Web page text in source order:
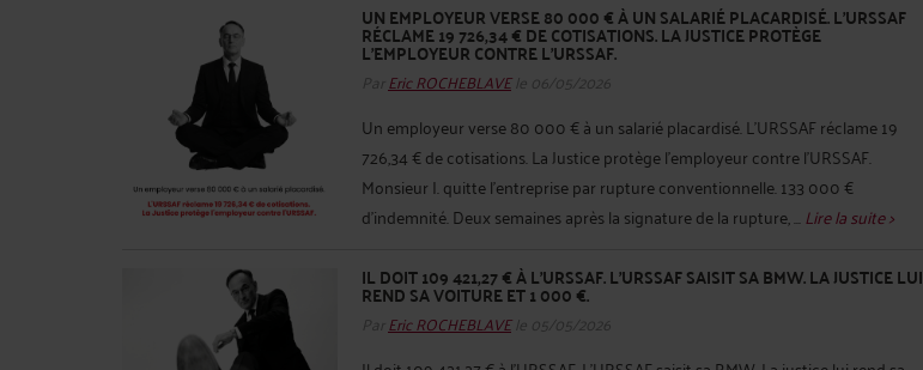
UN EMPLOYEUR VERSE 80 000 € À UN SALARIÉ PLACARDISÉ. L'URSSAF
RÉCLAME 19 726,34 € DE COTISATIONS. LA JUSTICE PROTÈGE
L'EMPLOYEUR CONTRE L'URSSAF.
Par Eric ROCHEBLAVEle 06/05/2026
Un employeur verse 80 000 € à un salarié placardisé. L'URSSAF réclame 19
726,34 € de cotisations. La Justice protège l'employeur contre l'URSSAF.
Monsieur I. quitte l'entreprise par rupture conventionnelle. 133 000 €
d'indemnité. Deux semaines après la signature de la rupture, ...Lire la suite >
IL DOIT 109 421,27 € À L'URSSAF. L'URSSAF SAISIT SA BMW. LA JUSTICE LUI
REND SA VOITURE ET 1 000 €.
Par Eric ROCHEBLAVEle 05/05/2026